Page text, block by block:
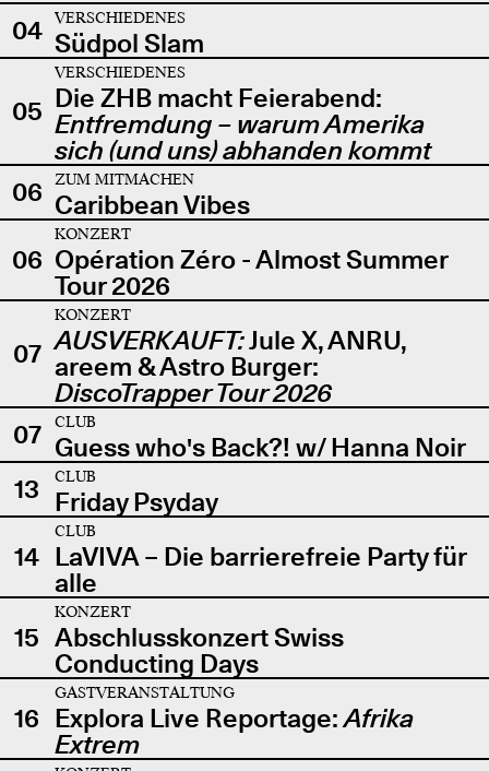
04 VERSCHIEDENES
Südpol Slam
05
VERSCHIEDENES
Die ZHB macht Feierabend:
Entfremdung – warum Amerika
sich (und uns) abhanden kommt
06
ZUM MITMACHEN
Caribbean Vibes
06
KONZERT
Opération Zéro - Almost Summer
Tour 2026
07
KONZERT
AUSVERKAUFT:Jule X, ANRU,
areem & Astro Burger:
DiscoTrapper Tour 2026
07
CLUB
Guess who's Back?! w/ Hanna Noir
13
CLUB
Friday Psyday
14
CLUB
LaVIVA – Die barrierefreie Party für
alle
15
KONZERT
Abschlusskonzert Swiss
Conducting Days
16
GASTVERANSTALTUNG
Explora Live Reportage:Afrika
Extrem